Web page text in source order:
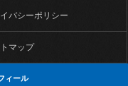
バシーポリシー
マップ
ィール